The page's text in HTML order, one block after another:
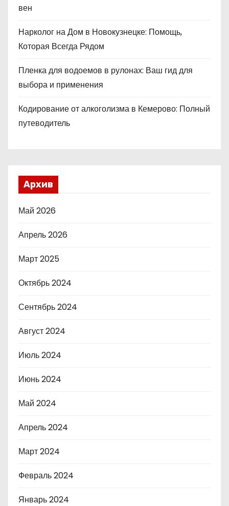
вен
Нарколог на Дом в Новокузнецке: Помощь,
Которая Всегда Рядом
Пленка для водоемов в рулонах: Ваш гид для
выбора и применения
Кодирование от алкоголизма в Кемерово: Полный
путеводитель
Архив
Май 2026
Апрель 2026
Март 2025
Октябрь 2024
Сентябрь 2024
Август 2024
Июль 2024
Июнь 2024
Май 2024
Апрель 2024
Март 2024
Февраль 2024
Январь 2024